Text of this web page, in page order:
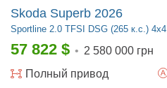
Skoda Superb 2026
Sportline 2.0 TFSI DSG (265 к.с.) 4x4
57 822 $ • 2 580 000 грн
Полный привод